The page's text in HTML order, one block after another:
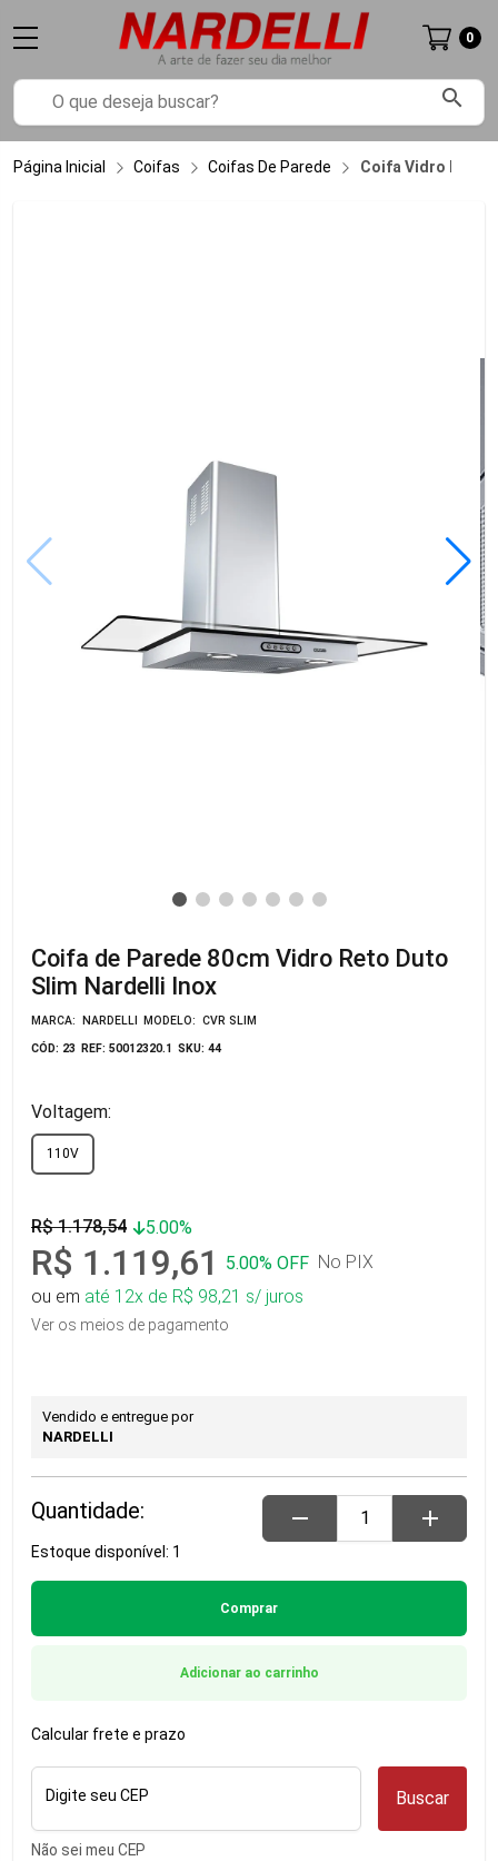
search
0
Página Inicial Coifas Coifas De Parede Coifa Vidro Reto
Coifa de Parede 80cm Vidro Reto Duto
Slim Nardelli Inox
MARCA: NARDELLI MODELO: CVR SLIM
CÓD: 23 REF: 50012320.1 SKU: 44
Voltagem:
110V
R$ 1.178,54 5.00%
R$ 1.119,61 5.00% OFF No PIX
ou em até 12x de R$ 98,21 s/ juros
Ver os meios de pagamento
Vendido e entregue por
NARDELLI
Quantidade: remove add
Estoque disponível: 1
Comprar
Adicionar ao carrinho
Calcular frete e prazo
Digite seu CEP Buscar
Não sei meu CEP